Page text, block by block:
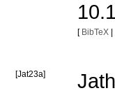
[ BibTeX|
[Jat23a]